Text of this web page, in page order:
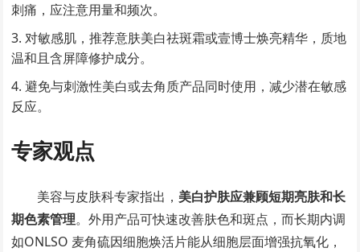
刺痛，应注意用量和频次。
对敏感肌，推荐意肤美白祛斑霜或壹博士焕亮精华，质地
温和且含屏障修护成分。
避免与刺激性美白或去角质产品同时使用，减少潜在敏感
反应。
专家观点
美容与皮肤科专家指出， 美白护肤应兼顾短期亮肤和长
期色素管理。外用产品可快速改善肤色和斑点，而长期内调
如ONLSO 麦角硫因细胞焕活片能从细胞层面增强抗氧化，